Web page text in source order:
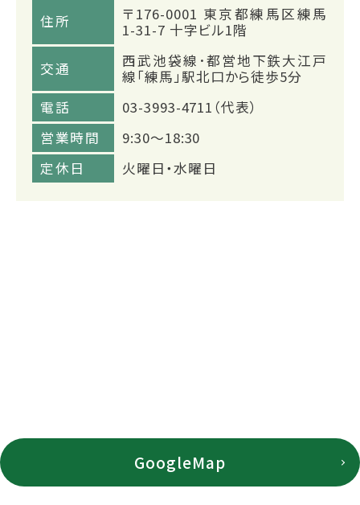
住所
〒176-0001 東京都練馬区練馬
1-31-7 十字ビル1階
交通
西武池袋線･都営地下鉄大江戸
線「練馬」駅北口から徒歩5分
電話
03-3993-4711（代表）
営業時間
9:30～18:30
定休日
火曜日・水曜日
GoogleMap